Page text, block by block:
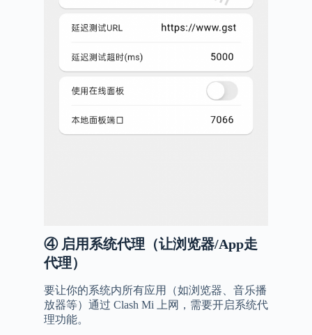
④ 启用系统代理（让浏览器/App走
代理）
要让你的系统内所有应用（如浏览器、音乐播
放器等）通过 Clash Mi 上网，需要开启系统代
理功能。